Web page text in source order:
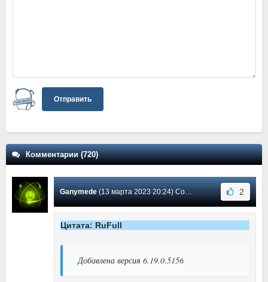
Отправить
Комментарии (720)
Ganymede(13 марта 2023 20:24) Сообщение #577 2
Цитата: RuFull
Добавлена версия 6.19.0.5156